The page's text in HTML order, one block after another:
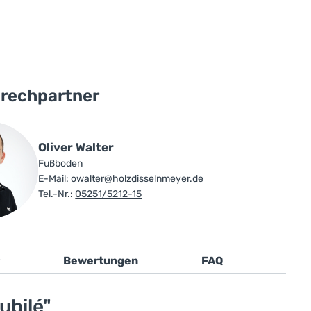
Oliver Walter
Fußboden
E-Mail: owalter@holzdisselnmeyer.de
Tel.-Nr.: 05251/5212-15
Bewertungen FAQ